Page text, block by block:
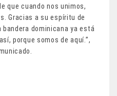
que cuando nos unimos,
Gracias a su espíritu de
dominicana ya está
porque somos de aquí.”,